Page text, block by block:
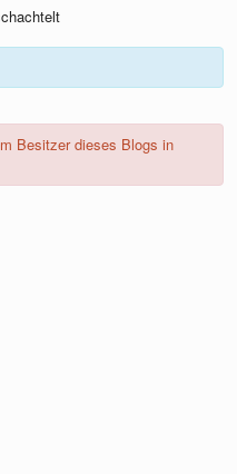
Besitzer dieses Blogs in